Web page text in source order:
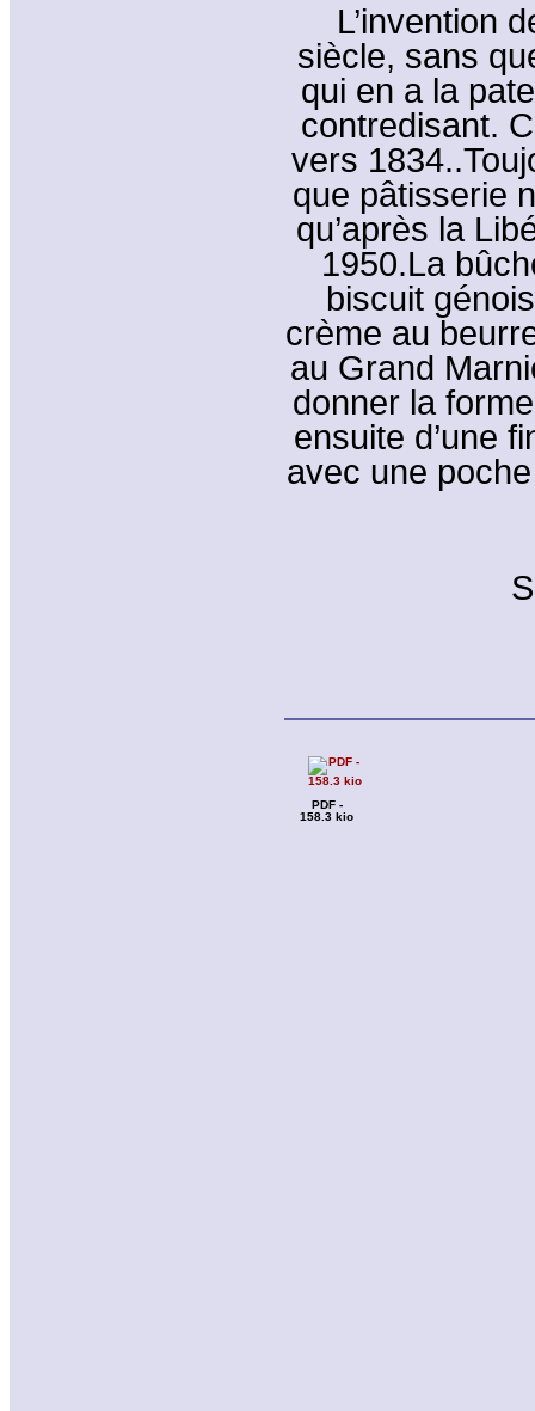
L’invention
siècle, sans
qui en a la
contredisant.
vers
que pâtisserie
qu’après la
1950.La
biscuit
crème au
au Grand
donner la
ensuite d’une
avec une
PDF -
158.3 kio